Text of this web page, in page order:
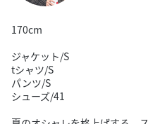
170cm
ジャケット/S
tシャツ/S
パンツ/S
シューズ/41